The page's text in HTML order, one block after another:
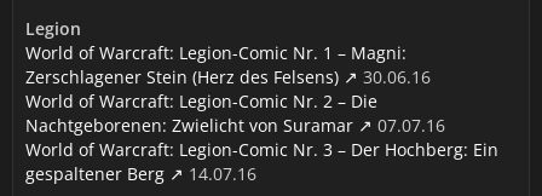
Legion
World of Warcraft: Legion-Comic Nr. 1 – Magni:
Zerschlagener Stein (Herz des Felsens)
30.06.16
World of Warcraft: Legion-Comic Nr. 2 – Die
Nachtgeborenen: Zwielicht von Suramar
07.07.16
World of Warcraft: Legion-Comic Nr. 3 – Der Hochberg: Ein
gespaltener Berg
14.07.16